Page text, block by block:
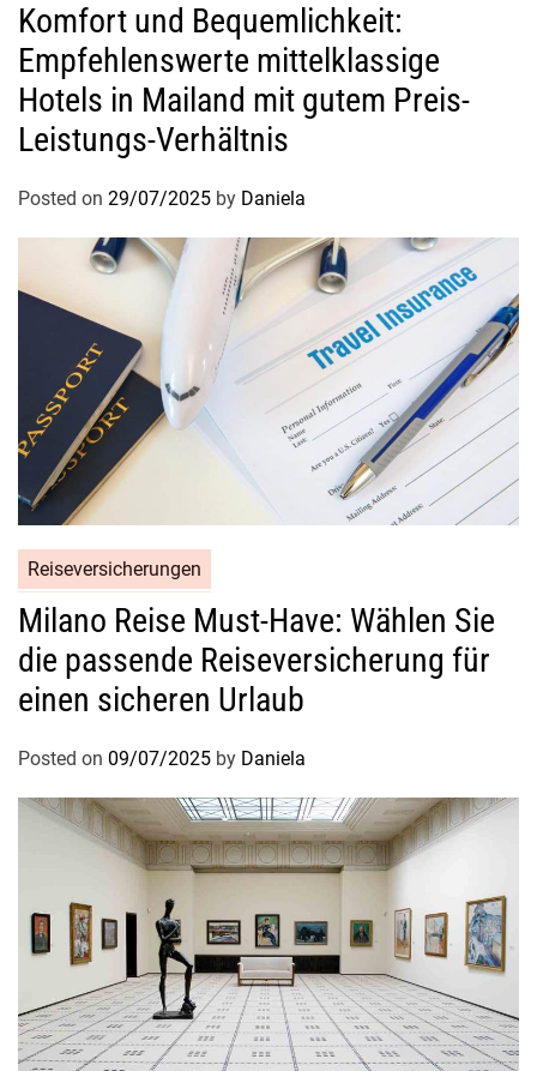
Komfort und Bequemlichkeit:
Empfehlenswerte mittelklassige
Hotels in Mailand mit gutem Preis-
Leistungs-Verhältnis
Posted on 29/07/2025 by Daniela
Reiseversicherungen
Milano Reise Must-Have: Wählen Sie
die passende Reiseversicherung für
einen sicheren Urlaub
Posted on 09/07/2025 by Daniela